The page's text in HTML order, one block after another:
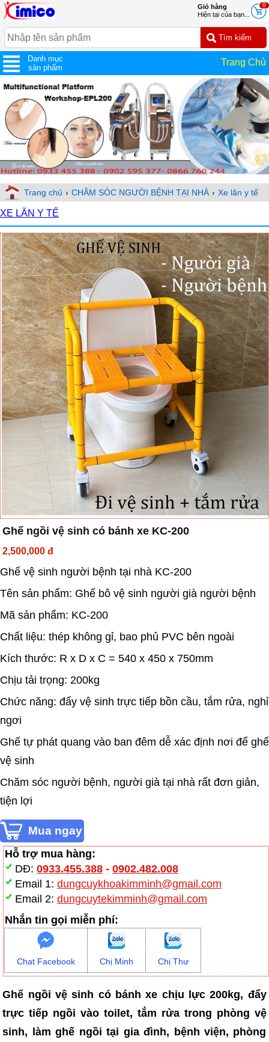
0
Giỏ hàng
Hiện tại của bạn...
Danh mục
sản phẩm
Trang Chủ
Trang chủ › CHĂM SÓC NGƯỜI BỆNH TẠI NHÀ › Xe lăn y tế
XE LĂN Y TẾ
Ghế ngồi vệ sinh có bánh xe KC-200
2,500,000 đ
Ghế vệ sinh người bệnh tại nhà KC-200
Tên sản phẩm: Ghế bô vệ sinh người già người bệnh
Mã sản phẩm: KC-200
Chất liệu: thép không gỉ, bao phủ PVC bên ngoài
Kích thước: R x D x C = 540 x 450 x 750mm
Chịu tải trọng: 200kg
Chức năng: đẩy vệ sinh trực tiếp bồn cầu, tắm rửa, nghỉ
ngơi
Ghế tự phát quang vào ban đêm dễ xác định nơi để ghế
vệ sinh
Chăm sóc người bệnh, người già tại nhà rất đơn giản,
tiện lợi
Hỗ trợ mua hàng:
DĐ: 0933.455.388- 0902.482.008
Email 1: dungcuykhoakimminh@gmail.com
Email 2: dungcuytekimminh@gmail.com
Nhắn tin gọi miễn phí:
Chat Facebook Chị Minh Chị Thư
Ghế ngồi vệ sinh có bánh xe chịu lực 200kg, đẩy
trực tiếp ngồi vào toilet, tắm rửa trong phòng vệ
sinh, làm ghế ngồi tại gia đình, bệnh viện, phòng